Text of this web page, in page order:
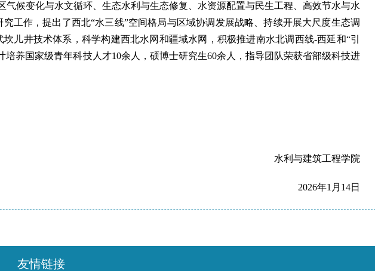
气候变化与水文循环、生态水利与生态修复、水资源配置与民生工程、高效节水与水
工作，提出了西北“水三线”空间格局与区域协调发展战略、持续开展大尺度生态调
儿井技术体系，科学构建西北水网和疆域水网，积极推进南水北调西线-西延和“引
养国家级青年科技人才10余人，硕博士研究生60余人，指导团队荣获省部级科技进
水利与建筑工程学院
2026年1月14日
友情链接